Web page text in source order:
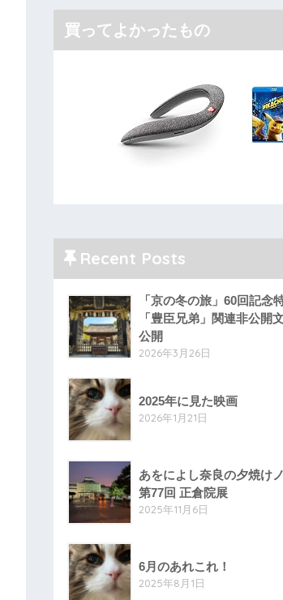
買ってよかったもの
Recent Posts
「京の冬の旅」60回記念
「豊臣兄弟」関連非公開
公開
2026年3月26日
2025年に見た映画
2026年1月21日
あをによし奈良の夕焼け
第77回 正倉院展
2025年11月6日
6月のあれこれ！
2025年8月1日